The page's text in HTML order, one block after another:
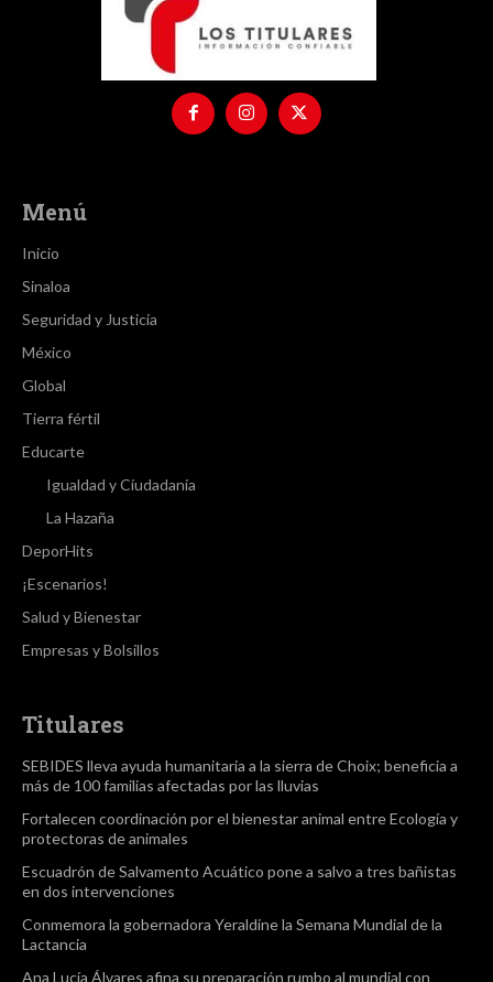
Menú
Inicio
Sinaloa
Seguridad y Justicia
México
Global
Tierra fértil
Educarte
Igualdad y Ciudadanía
La Hazaña
DeporHits
¡Escenarios!
Salud y Bienestar
Empresas y Bolsillos
Titulares
SEBIDES lleva ayuda humanitaria a la sierra de Choix; beneficia a
más de 100 familias afectadas por las lluvias
Fortalecen coordinación por el bienestar animal entre Ecología y
protectoras de animales
Escuadrón de Salvamento Acuático pone a salvo a tres bañistas
en dos intervenciones
Conmemora la gobernadora Yeraldine la Semana Mundial de la
Lactancia
Ana Lucía Álvares afina su preparación rumbo al mundial con